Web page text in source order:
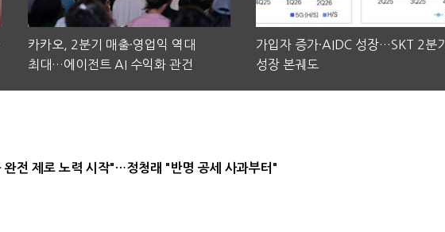
카카오, 2분기 매출·영업익 역대
최대…에이전트 AI 수익화 관건
가입자 증가·AIDC 성장…SKT 2분기
성장 본궤도
완전 제로 노력 시작"…정청래 "반명 공세 사과부터"